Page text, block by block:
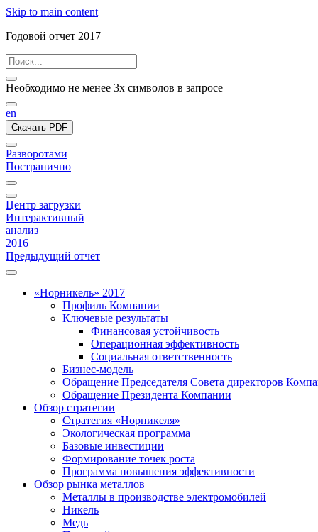
Skip to main content
Годовой отчет 2017
Необходимо не менее 3х символов в запросе
en
Скачать PDF
Разворотами
Постранично
Центр загрузки
Интерактивный
анализ
2016
Предыдущий отчет
«Норникель» 2017
Профиль Компании
Ключевые результаты
Финансовая устойчивость
Операционная эффективность
Социальная ответственность
Бизнес-модель
Обращение Председателя Совета директоров
Обращение Президента Компании
Обзор стратегии
Стратегия «Норникеля»
Экологическая программа
Базовые инвестиции
Формирование точек роста
Программа повышения эффективности
Обзор рынка металлов
Металлы в производстве электромобилей
Никель
Медь